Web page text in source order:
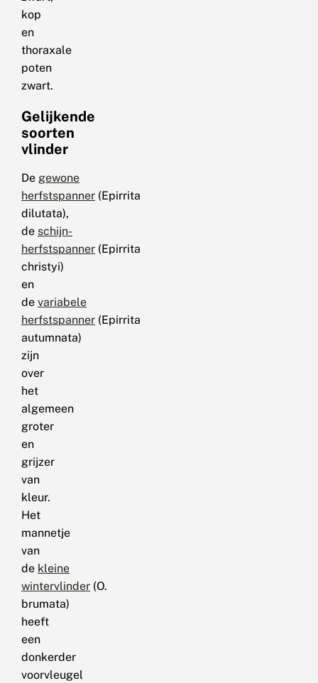
kop
en
thoraxale
poten
zwart.
Gelijkende
soorten
vlinder
De gewone
herfstspanner (Epirrita
dilutata),
de schijn-
herfstspanner (Epirrita
christyi)
en
de variabele
herfstspanner (Epirrita
autumnata)
zijn
over
het
algemeen
groter
en
grijzer
van
kleur.
Het
mannetje
van
de kleine
wintervlinder (O.
brumata)
heeft
een
donkerder
voorvleugel